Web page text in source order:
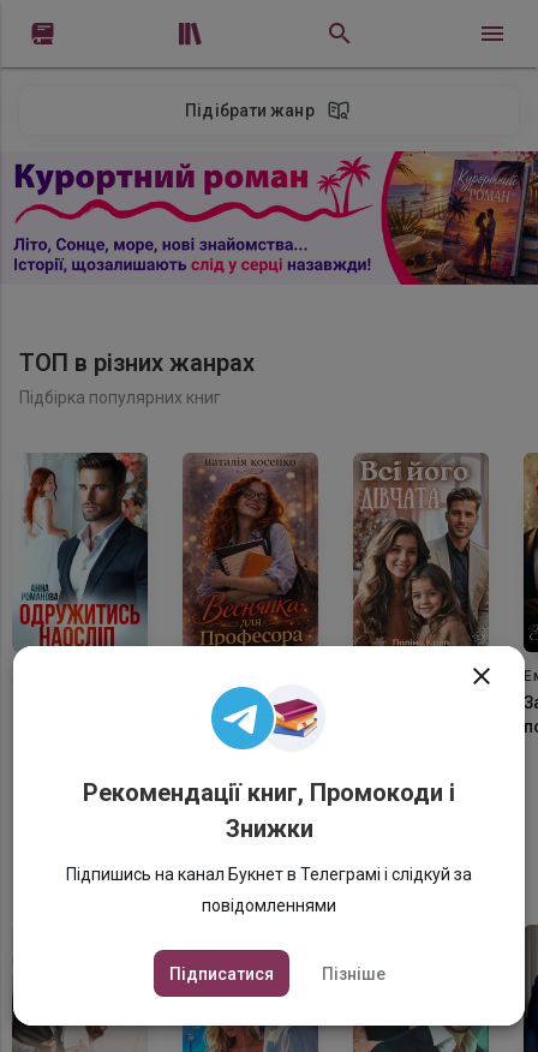
 
Підібрати жанр
ТОП в різних жанрах
Підбірка популярних книг
Веснянка для
професора
Бестселери Букнет
Платні книги різних жанрів

Рекомендації книг, Промокоди і
Знижки
Підпишись на канал Букнет в Телеграмі і слідкуй за
повідомленнями
Підписатися Пізніше